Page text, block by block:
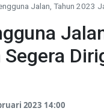
Jalan, Tahun 2023
2023 14:00